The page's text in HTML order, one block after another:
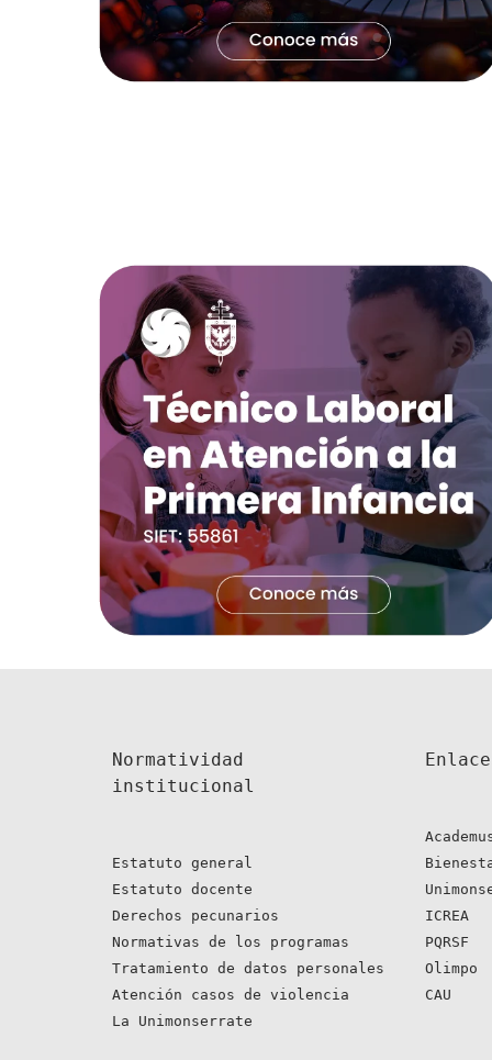
Normatividad
institucional
Estatuto general
Estatuto docente
Derechos pecunarios
Normativas de los programas
Tratamiento de datos personales
Atención casos de violencia
La Unimonserrate
ICREA
PQRSF
Olimpo
CAU